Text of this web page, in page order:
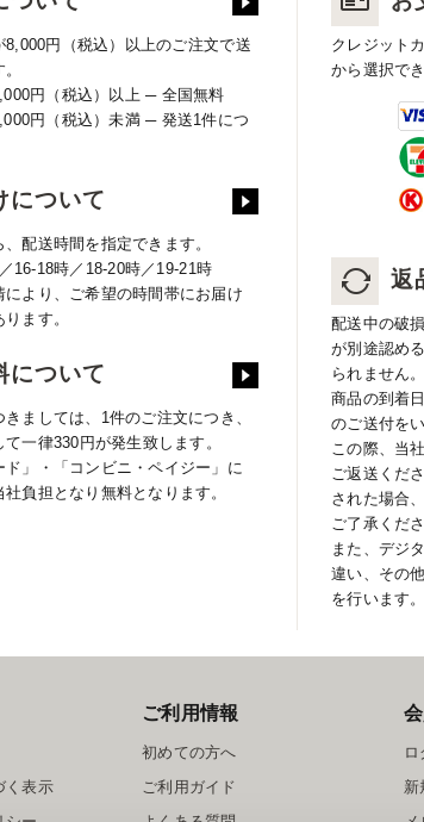
8,000円（税込）以上のご注文で送
円（税込）以上 ─ 全国無料
円（税込）未満 ─ 発送1件につ
について
配送時間を指定できます。
16-18時／18-20時／19-21時
より、ご希望の時間帯にお届け
ます。
について
きましては、1件のご注文につき、
一律330円が発生致します。
ド」・「コンビニ・ペイジー」に
負担となり無料となります。
クレジット
から選択でき
返
配送中の破
が別途認め
られません。
商品の到着
のご送付を
この際、当
ご返送くだ
された場合
ご了承くださ
また、デジ
違い、その
を行います。
く表示
ご利用情報
初めての方へ
ご利用ガイド
ロ
新